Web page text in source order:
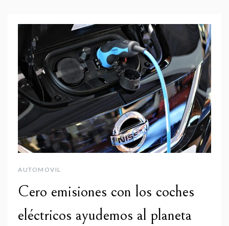
AUTOMOVIL
Cero emisiones con los coches
eléctricos ayudemos al planeta